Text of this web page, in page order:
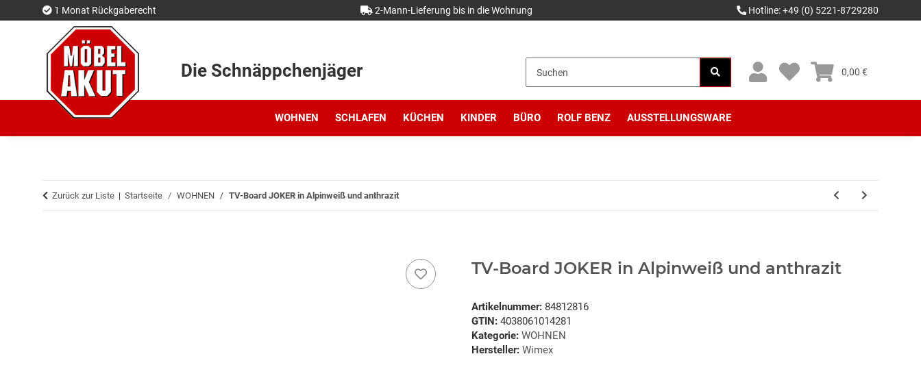
1 Monat Rückgaberecht 2-Mann-Lieferung bis in die Wohnung Hotline: +49 (0) 5221-8729280
Die Schnäppchenjäger 0,00 €
WOHNEN SCHLAFEN KÜCHEN KINDER BÜRO ROLF BENZ AUSSTELLUNGSWARE
Zurück zur Liste Startseite WOHNEN TV-Board JOKER in Alpinweiß und anthrazit
TV-Board JOKER in Alpinweiß und anthrazit
Artikelnummer: 84812816
GTIN: 4038061014281
Kategorie: WOHNEN
Hersteller: Wimex